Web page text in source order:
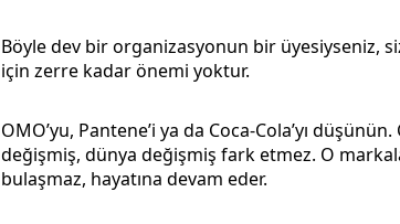
Böyle dev bir organizasyonun bir üyesiyseniz,
için zerre kadar önemi yoktur.
OMO’yu, Pantene’i ya da Coca-Cola’yı
değişmiş, dünya değişmiş fark etmez. O
bulaşmaz, hayatına devam eder.